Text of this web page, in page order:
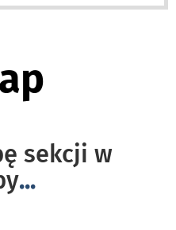
sekcji w
...